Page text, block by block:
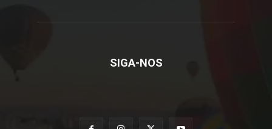
SIGA-NOS